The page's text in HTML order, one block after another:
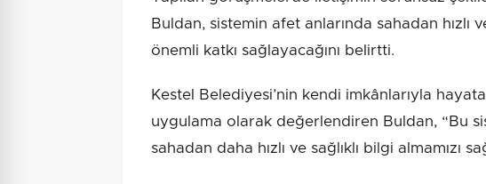
Buldan, sistemin afet anlarında sahadan hızlı
önemli katkı sağlayacağını belirtti.
Kestel Belediyesi’nin kendi imkânlarıyla
uygulama olarak değerlendiren Buldan, “Bu
sahadan daha hızlı ve sağlıklı bilgi almamızı